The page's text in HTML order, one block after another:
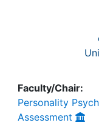
Faculty/Chair:
Personality
Assessment